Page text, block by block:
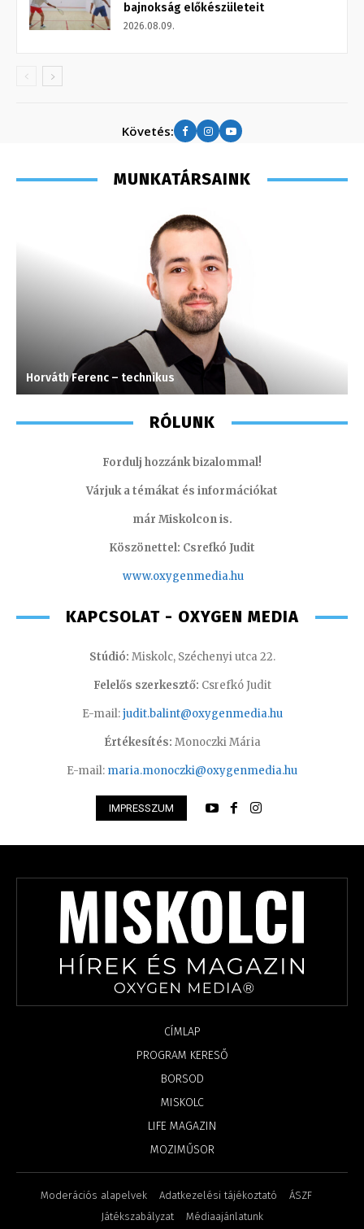
bajnokság előkészületeit
2026.08.09.
Követés:
MUNKATÁRSAINK
Horváth Ferenc – technikus
RÓLUNK
Fordulj hozzánk bizalommal!
Várjuk a témákat és információkat
már Miskolcon is.
Köszönettel: Csrefkó Judit
www.oxygenmedia.hu
KAPCSOLAT - OXYGEN MEDIA
Stúdió: Miskolc, Széchenyi utca 22.
Felelős szerkesztő: Csrefkó Judit
E-mail:judit.balint@oxygenmedia.hu
Értékesítés: Monoczki Mária
E-mail: maria.monoczki@oxygenmedia.hu
IMPRESSZUM
CÍMLAP
PROGRAM KERESŐ
BORSOD
MISKOLC
LIFE MAGAZIN
MOZIMŰSOR
Moderációs alapelvek Adatkezelési tájékoztató
ÁSZF
Játékszabályzat
Médiaajánlatunk